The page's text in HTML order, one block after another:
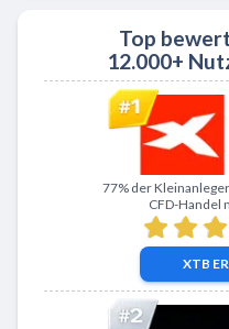
Top
12.000+
Zu XTB
77% der
CFD-Handel
XTB